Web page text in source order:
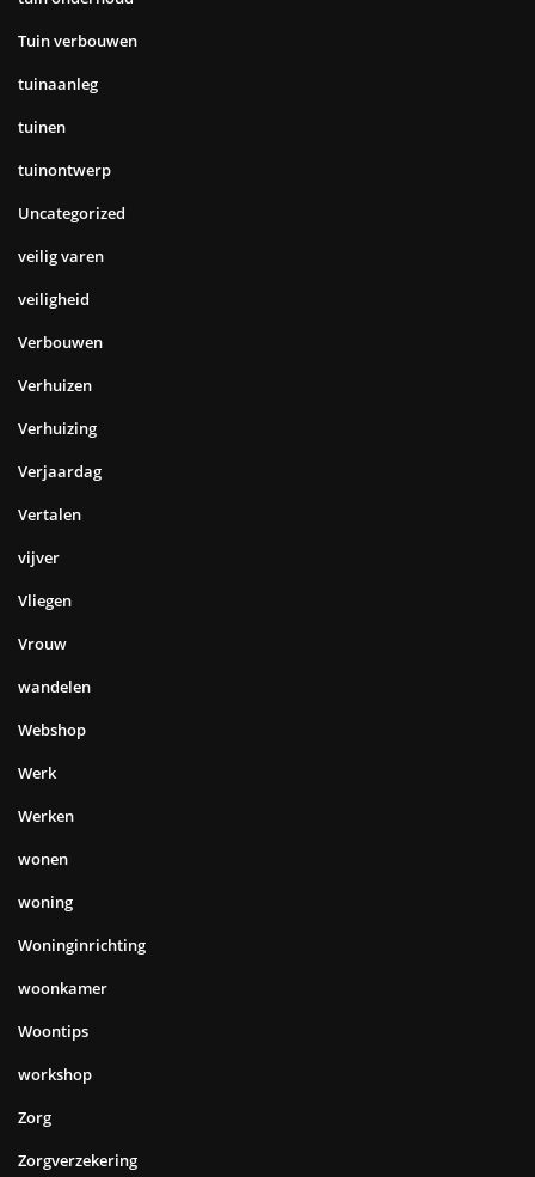
Tuin verbouwen
tuinaanleg
tuinen
tuinontwerp
Uncategorized
veilig varen
veiligheid
Verbouwen
Verhuizen
Verhuizing
Verjaardag
Vertalen
vijver
Vliegen
Vrouw
wandelen
Webshop
Werk
Werken
wonen
woning
Woninginrichting
woonkamer
Woontips
workshop
Zorg
Zorgverzekering